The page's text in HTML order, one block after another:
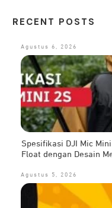
RECENT POSTS
Agustus 6, 2026
Spesifikasi DJI Mic
Float dengan Desain
Agustus 5, 2026